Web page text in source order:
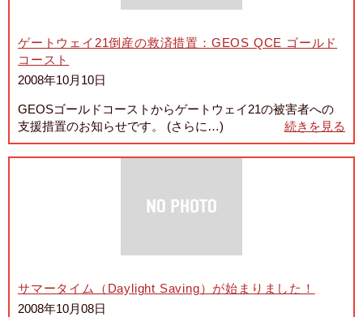
ゲートウェイ21倒産の救済措置：GEOS QCE ゴールド
コースト
2008年10月10日
GEOSゴールドコーストからゲートウェイ21の被害者への
支援措置のお知らせです。 (さらに…)
続きを見る
サマータイム（Daylight Saving）が始まりました！
2008年10月08日